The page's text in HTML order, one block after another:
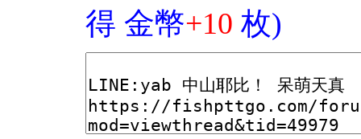
得 金幣+10 枚)